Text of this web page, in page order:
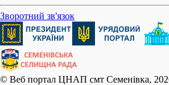
Зворотний зв'язок
© Веб портал ЦНАП смт Семенівка,